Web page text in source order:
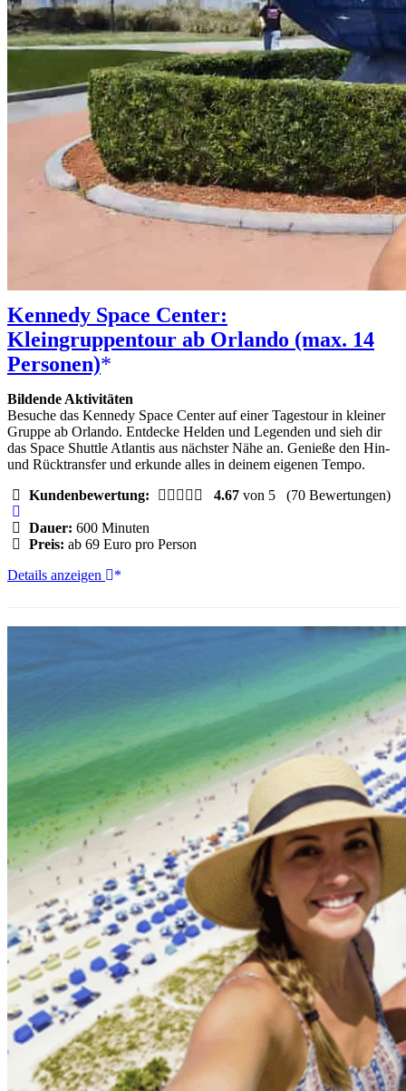
Kennedy Space Center:
Kleingruppentour ab Orlando (max. 14
Personen)
Bildende Aktivitäten
Besuche das Kennedy Space Center auf einer Tagestour in kleiner
Gruppe ab Orlando. Entdecke Helden und Legenden und sieh dir
das Space Shuttle Atlantis aus nächster Nähe an. Genieße den Hin-
und Rücktransfer und erkunde alles in deinem eigenen Tempo.
Kundenbewertung:
4.67 von 5 (70 Bewertungen)
Dauer: 600 Minuten
Preis: ab 69 Euro pro Person
Kennedy
Kleingruppentour
ab
Orlando
(max.
Details anzeigen